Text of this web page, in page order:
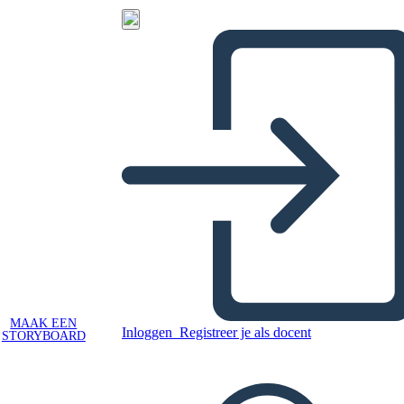
MAAK EEN
STORYBOARD
Inloggen Registreer je als docent